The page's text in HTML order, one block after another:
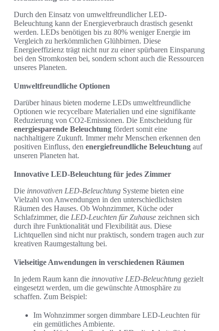
Durch den Einsatz von umweltfreundlicher LED-
Beleuchtung kann der Energieverbrauch drastisch gesenkt
werden. LEDs benötigen bis zu 80% weniger Energie im
Vergleich zu herkömmlichen Glühbirnen. Diese
Energieeffizienz trägt nicht nur zu einer spürbaren Einsparung
bei den Stromkosten bei, sondern schont auch die Ressourcen
unseres Planeten.
Umweltfreundliche Optionen
Darüber hinaus bieten moderne LEDs umweltfreundliche
Optionen wie recycelbare Materialien und eine signifikante
Reduzierung von CO2-Emissionen. Die Entscheidung für
energiesparende Beleuchtung fördert somit eine
nachhaltigere Zukunft. Immer mehr Menschen erkennen den
positiven Einfluss, den energiefreundliche Beleuchtung auf
unseren Planeten hat.
Innovative LED-Beleuchtung für jedes Zimmer
Die innovativen LED-Beleuchtung Systeme bieten eine
Vielzahl von Anwendungen in den unterschiedlichsten
Räumen des Hauses. Ob Wohnzimmer, Küche oder
Schlafzimmer, die LED-Leuchten für Zuhause zeichnen sich
durch ihre Funktionalität und Flexibilität aus. Diese
Lichtquellen sind nicht nur praktisch, sondern tragen auch zur
kreativen Raumgestaltung bei.
Vielseitige Anwendungen in verschiedenen Räumen
In jedem Raum kann die innovative LED-Beleuchtung gezielt
eingesetzt werden, um die gewünschte Atmosphäre zu
schaffen. Zum Beispiel:
Im Wohnzimmer sorgen dimmbare LED-Leuchten für
ein gemütliches Ambiente.